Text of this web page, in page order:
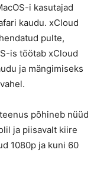
i kasutajad
kaudu. xCloud
pulte,
is töötab xCloud
ja mängimiseks
põhineb nüüd
ja piisavalt kiire
1080p ja kuni 60